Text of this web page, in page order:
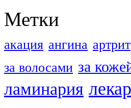
Метки
акация ангина артрит
за волосами за
ламинария